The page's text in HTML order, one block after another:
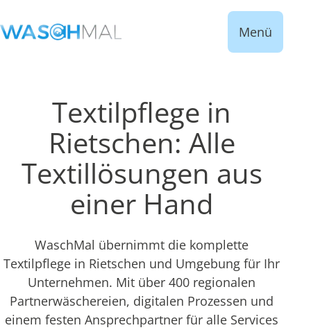
Menü
Textilpflege in
Rietschen: Alle
Textillösungen aus
einer Hand
WaschMal übernimmt die komplette
Textilpflege in Rietschen und Umgebung für Ihr
Unternehmen. Mit über 400 regionalen
Partnerwäschereien, digitalen Prozessen und
einem festen Ansprechpartner für alle Services